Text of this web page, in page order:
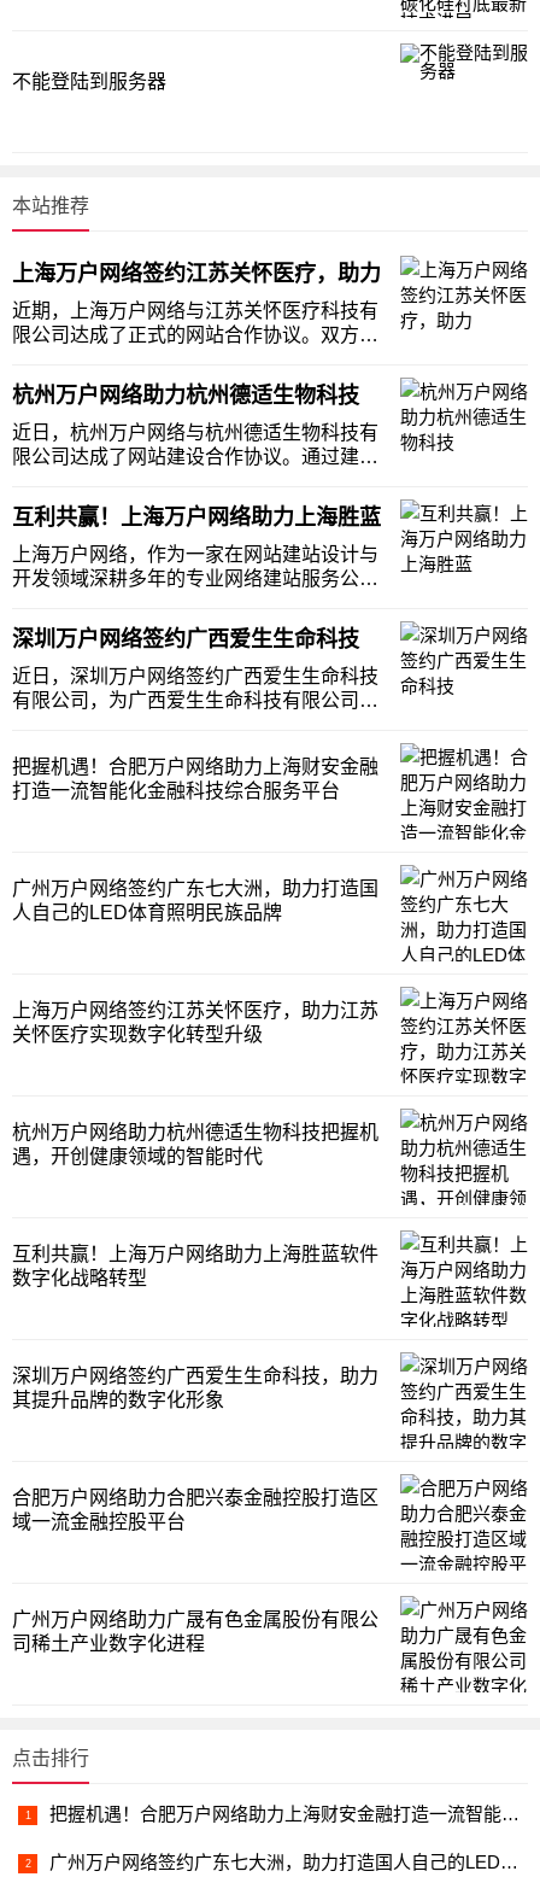
不能登陆到服务器
本站推荐
上海万户网络签约江苏关怀医疗，助力
近期，上海万户网络与江苏关怀医疗科技有
限公司达成了正式的网站合作协议。双方的
字化转型的道路上迈出坚实的步伐，为客户
创造更多的商业价值。江苏关怀医疗科技有
限公司(以下简称“关怀医疗”)是一家专注生物
医药、
杭州万户网络助力杭州德适生物科技
近日，杭州万户网络与杭州德适生物科技有
限公司达成了网站建设合作协议。通过建站
技有限公司的企业形象，加强其业务推广的
力度，持续为客户创造最大价值。杭州德适
生物科技有限公司(以下简称“德适生物”)成立
于20
互利共赢！上海万户网络助力上海胜蓝
上海万户网络，作为一家在网站建站设计与
开发领域深耕多年的专业网络建站服务公
验，能够精准地把握并理解客户的需求，提
供高度定制化的解决方案。无论是对于初创
公司还是大型企业，上海万户网络都能够提
供从网站策划、
深圳万户网络签约广西爱生生命科技
近日，深圳万户网络签约广西爱生生命科技
有限公司，为广西爱生生命科技有限公司打
伴的信任感，提升企业的品牌价值。广西爱
生生命科技有限公司（以下简称“爱生生
把握机遇！合肥万户网络助力上海财安金融
打造一流智能化金融科技综合服务平台
广州万户网络签约广东七大洲，助力打造国
人自己的LED体育照明民族品牌
上海万户网络签约江苏关怀医疗，助力江苏
关怀医疗实现数字化转型升级
杭州万户网络助力杭州德适生物科技把握机
遇，开创健康领域的智能时代
互利共赢！上海万户网络助力上海胜蓝软件
数字化战略转型
深圳万户网络签约广西爱生生命科技，助力
其提升品牌的数字化形象
合肥万户网络助力合肥兴泰金融控股打造区
域一流金融控股平台
广州万户网络助力广晟有色金属股份有限公
司稀土产业数字化进程
点击排行
把握机遇！合肥万户网络助力上海财安金融打造一流智能化金融科技综合服务平台
广州万户网络签约广东七大洲，助力打造国人自己的LED体育照明民族品牌